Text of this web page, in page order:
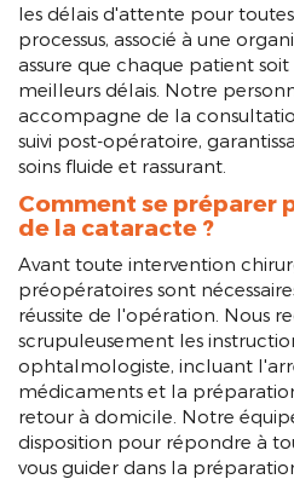
les délais d'attente pour
processus, associé à une
assure que chaque patient
meilleurs délais. Notre
accompagne de la
suivi post-opératoire,
soins fluide et rassurant.
Comment se préparer
de la cataracte ?
Avant toute intervention
préopératoires sont
réussite de l'opération. Nous
scrupuleusement les
ophtalmologiste, incluant
médicaments et la
retour à domicile. Notre
disposition pour répondre à
vous guider dans la